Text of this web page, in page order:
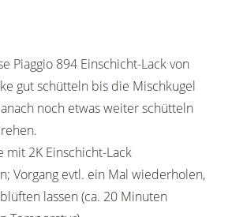
Piaggio 894 Einschicht-Lack von
gut schütteln bis die Mischkugel
noch etwas weiter schütteln
mit 2K Einschicht-Lack
Vorgang evtl. ein Mal wiederholen,
lassen (ca. 20 Minuten